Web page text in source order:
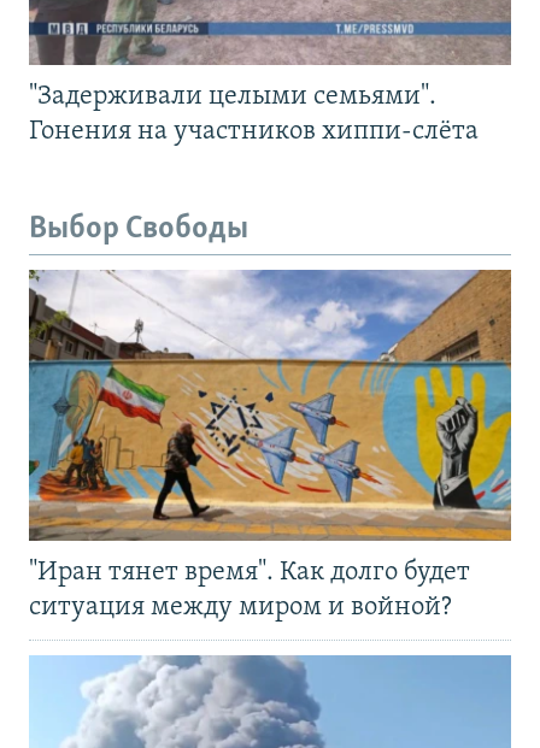
"Задерживали целыми семьями".
Гонения на участников хиппи-слёта
Выбор Свободы
"Иран тянет время". Как долго будет
ситуация между миром и войной?